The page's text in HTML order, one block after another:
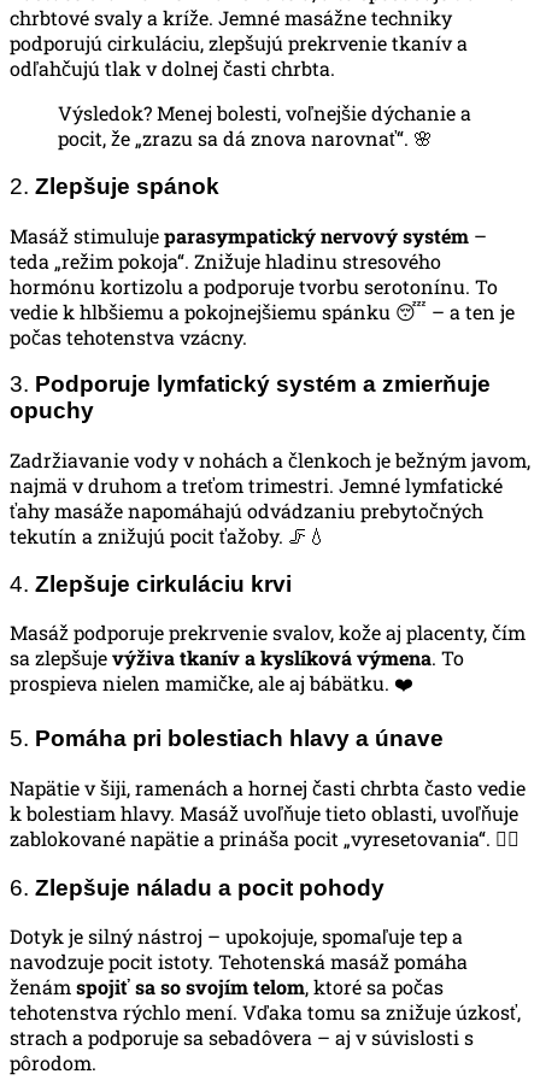
chrbtové svaly a kríže. Jemné masážne techniky
podporujú cirkuláciu, zlepšujú prekrvenie tkanív a
odľahčujú tlak v dolnej časti chrbta.
Výsledok? Menej bolesti, voľnejšie dýchanie a
pocit, že „zrazu sa dá znova narovnať“. 🌸
2. Zlepšuje spánok
Masáž stimulujeparasympatický nervový systém –
teda „režim pokoja“. Znižuje hladinu stresového
hormónu kortizolu a podporuje tvorbu serotonínu. To
vedie k hlbšiemu a pokojnejšiemu spánku 😴 – a ten je
počas tehotenstva vzácny.
3. Podporuje lymfatický systém a zmierňuje
opuchy
Zadržiavanie vody v nohách a členkoch je bežným javom,
najmä v druhom a treťom trimestri. Jemné lymfatické
ťahy masáže napomáhajú odvádzaniu prebytočných
tekutín a znižujú pocit ťažoby. 🦵💧
4. Zlepšuje cirkuláciu krvi
Masáž podporuje prekrvenie svalov, kože aj placenty, čím
sa zlepšujevýživa tkanív a kyslíková výmena. To
prospieva nielen mamičke, ale aj bábätku. ❤️
5. Pomáha pri bolestiach hlavy a únave
Napätie v šiji, ramenách a hornej časti chrbta často vedie
k bolestiam hlavy. Masáž uvoľňuje tieto oblasti, uvoľňuje
zablokované napätie a prináša pocit „vyresetovania“. 🧘‍♀️
6. Zlepšuje náladu a pocit pohody
Dotyk je silný nástroj – upokojuje, spomaľuje tep a
navodzuje pocit istoty. Tehotenská masáž pomáha
ženámspojiť sa so svojím telom, ktoré sa počas
tehotenstva rýchlo mení. Vďaka tomu sa znižuje úzkosť,
strach a podporuje sa sebadôvera – aj v súvislosti s
pôrodom.